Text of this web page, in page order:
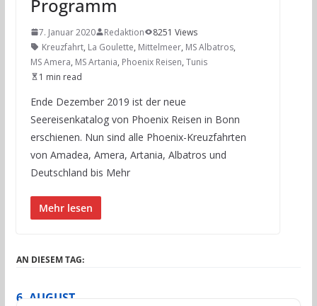
Programm
7. Januar 2020 Redaktion
8251 Views
Kreuzfahrt, La Goulette, Mittelmeer, MS Albatros,
MS Amera, MS Artania, Phoenix Reisen, Tunis
1 min read
Ende Dezember 2019 ist der neue
Seereisenkatalog von Phoenix Reisen in Bonn
erschienen. Nun sind alle Phoenix-Kreuzfahrten
von Amadea, Amera, Artania, Albatros und
Deutschland bis Mehr
Mehr lesen
AN DIESEM TAG:
6. AUGUST